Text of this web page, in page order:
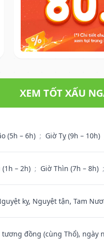
XEM TỐT XẤU
(5h – 6h) ; Giờ Tỵ (9h – 10h)
(1h – 2h) ; Giờ Thìn (7h – 8h) ;
kỵ, Nguyệt tận, Tam
tương đồng (cùng Thổ), ngày